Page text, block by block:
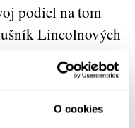
O cookies
podiel na tom
Lincolnových
bojovníkov
Juhu na strane
sú jeho predlohou
Bronson